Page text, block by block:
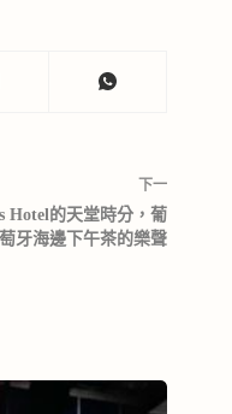
下一
Hotel的天堂時分，葡
萄牙海邊下午茶的樂聲